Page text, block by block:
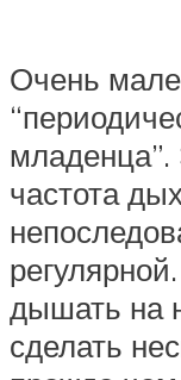
Очень
младенца”.
частота
дышать на
сделать